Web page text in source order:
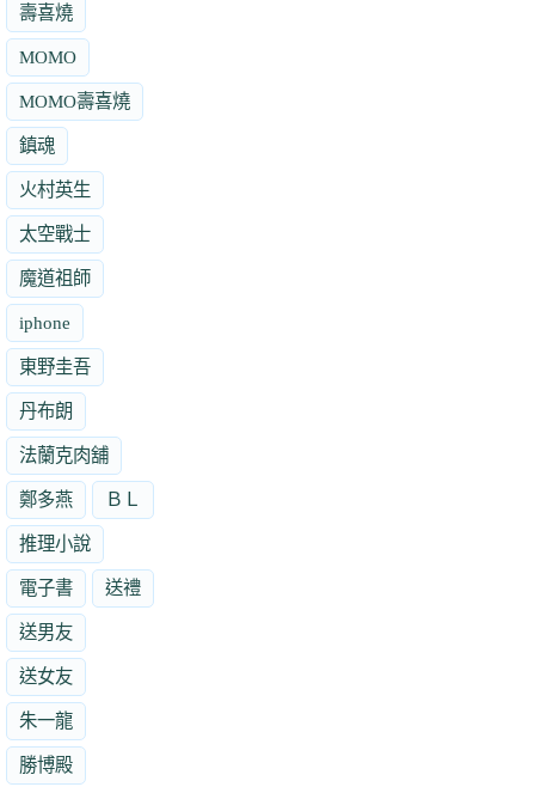
壽喜燒
MOMO
MOMO壽喜燒
鎮魂
火村英生
太空戰士
魔道祖師
iphone
東野圭吾
丹布朗
法蘭克肉舖
鄭多燕 ＢＬ
推理小說
電子書 送禮
送男友
送女友
朱一龍
勝博殿